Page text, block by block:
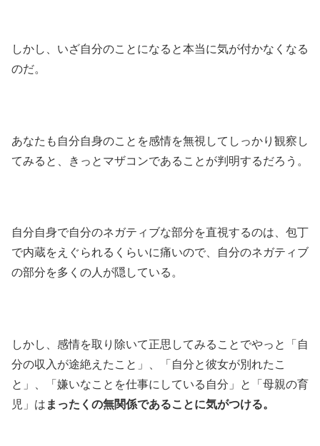
しかし、いざ自分のことになると本当に気が付かなくなる
のだ。
あなたも自分自身のことを感情を無視してしっかり観察し
てみると、きっとマザコンであることが判明するだろう。
自分自身で自分のネガティブな部分を直視するのは、包丁
で内蔵をえぐられるくらいに痛いので、自分のネガティブ
の部分を多くの人が隠している。
しかし、感情を取り除いて正思してみることでやっと「自
分の収入が途絶えたこと」、「自分と彼女が別れたこ
と」、「嫌いなことを仕事にしている自分」と「母親の育
児」は まったくの無関係であることに気がつける。